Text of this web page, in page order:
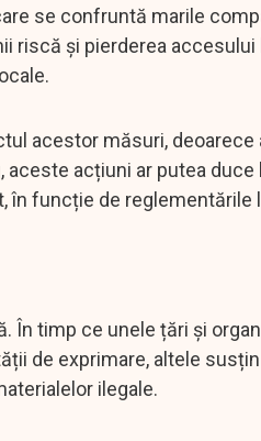
se confruntă marile
riscă și pierderea
acestor măsuri,
acțiuni ar putea
în funcție de reglementările
În timp ce unele țări și
de exprimare, altele
ilegale.